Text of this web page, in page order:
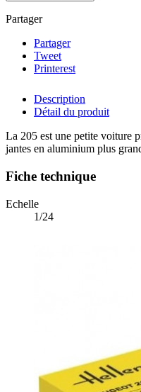
Partager
Partager
Tweet
Printerest
Description
Détail du produit
La 205 est une petite voiture
jantes en aluminium plus
Fiche technique
Echelle
1/24